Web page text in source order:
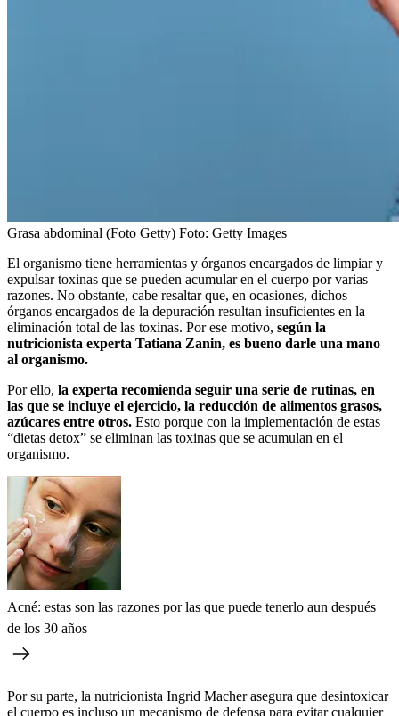
Grasa abdominal (Foto Getty) Foto: Getty Images
El organismo tiene herramientas y órganos encargados de limpiar y
expulsar toxinas que se pueden acumular en el cuerpo por varias
razones. No obstante, cabe resaltar que, en ocasiones, dichos
órganos encargados de la depuración resultan insuficientes en la
eliminación total de las toxinas. Por ese motivo, según la
nutricionista experta Tatiana Zanin, es bueno darle una mano
al organismo.
Por ello, la experta recomienda seguir una serie de rutinas, en
las que se incluye el ejercicio, la reducción de alimentos grasos,
azúcares entre otros. Esto porque con la implementación de estas
“dietas detox” se eliminan las toxinas que se acumulan en el
organismo.
Acné: estas son las razones por las que puede tenerlo aun después
de los 30 años
Por su parte, la nutricionista Ingrid Macher asegura que desintoxicar
el cuerpo es incluso un mecanismo de defensa para evitar cualquier